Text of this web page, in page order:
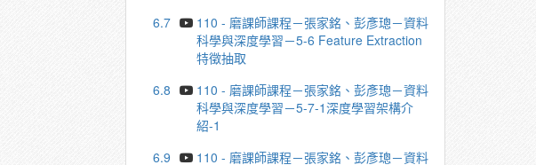
6.7
110 - 磨課師課程－張家銘、彭彥璁－資料
科學與深度學習－5-6 Feature Extraction
特徵抽取
6.8
110 - 磨課師課程－張家銘、彭彥璁－資料
科學與深度學習－5-7-1深度學習架構介
紹-1
6.9
110 - 磨課師課程－張家銘、彭彥璁－資料